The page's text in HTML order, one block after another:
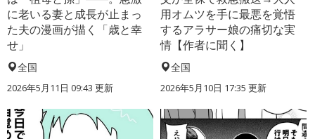
に老いる妻と成長が止まっ
た夫の漫画が描く「歳と幸
せ」
全国
2026年5月11日 09:43 更新
用オムツを手に最悪を覚悟
するアラサー娘の痛切な実
情【作者に聞く】
全国
2026年5月10日 17:35 更新